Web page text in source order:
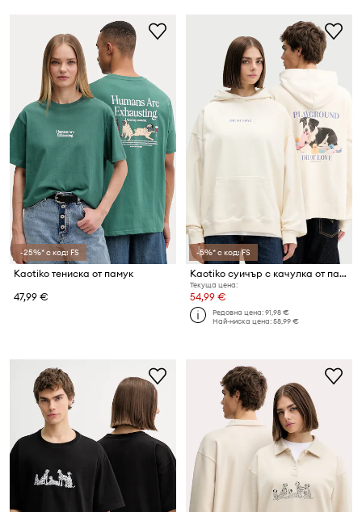
-25%* с код: FS
Kaotiko тениска от памук
47,99 €
-5%* с код: FS
Kaotiko суичър с качулка от памук
Текуща цена:
54,99 €
Редовна цена:91,98 €
Най-ниска цена:58,99 €